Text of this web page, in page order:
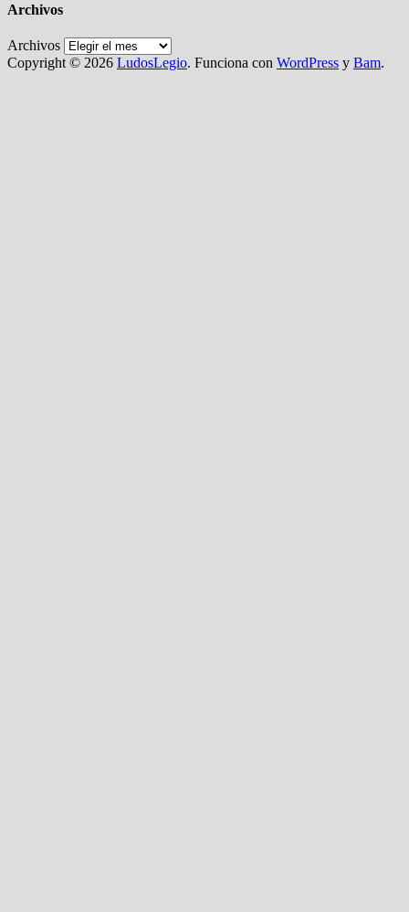
Archivos
Archivos
Copyright © 2026 LudosLegio. Funciona con WordPress y Bam.